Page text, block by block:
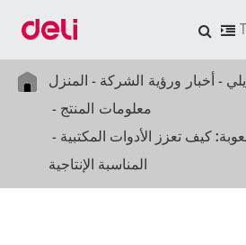
المنزل أخبار ورؤية الشركة
معلومات المنتج
كيف تعزز الأدوات المكتبية
المناسبة الإنتاجية